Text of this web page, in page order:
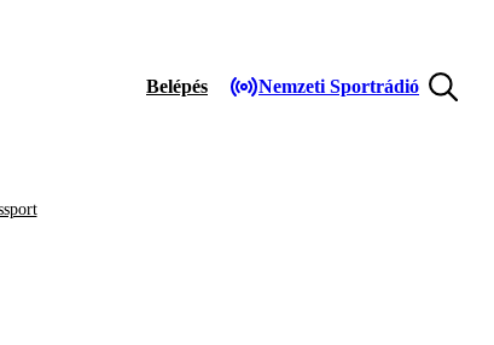
Belépés Nemzeti Sportrádió